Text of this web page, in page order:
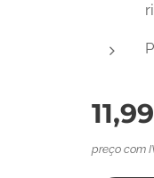
11,99
preço com